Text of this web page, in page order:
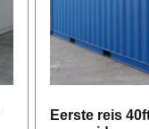
Eerste reis